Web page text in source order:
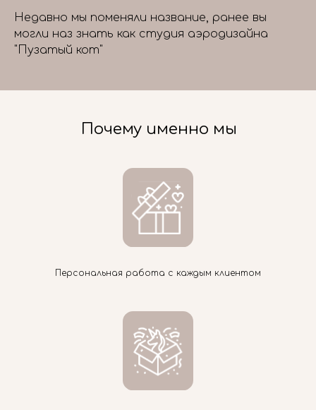
Недавно мы поменяли название, ранее вы
могли наз знать как студия аэродизайна
"Пузатый кот"
Почему именно мы
Персональная работа с каждым клиентом